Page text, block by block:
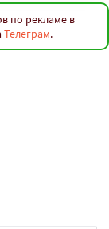
по рекламе в
Телеграм.